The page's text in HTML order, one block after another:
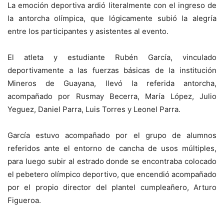
La emoción deportiva ardió literalmente con el ingreso de
la antorcha olímpica, que lógicamente subió la alegría
entre los participantes y asistentes al evento.
El atleta y estudiante Rubén García, vinculado
deportivamente a las fuerzas básicas de la institución
Mineros de Guayana, llevó la referida antorcha,
acompañado por Rusmay Becerra, María López, Julio
Yeguez, Daniel Parra, Luis Torres y Leonel Parra.
García estuvo acompañado por el grupo de alumnos
referidos ante el entorno de cancha de usos múltiples,
para luego subir al estrado donde se encontraba colocado
el pebetero olímpico deportivo, que encendió acompañado
por el propio director del plantel cumpleañero, Arturo
Figueroa.